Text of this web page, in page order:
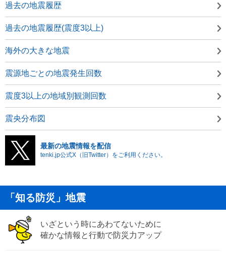
過去の地震履歴
過去の地震履歴(震度3以上)
海外の大きな地震
震源地ごとの地震発生回数
震度3以上の地域別観測回数
震央分布図
最新の地震情報を配信
tenki.jp公式X（旧Twitter）をご利用ください。
「知る防災」地震
いざという時にあわてないために
確かな情報と行動で防災力アップ